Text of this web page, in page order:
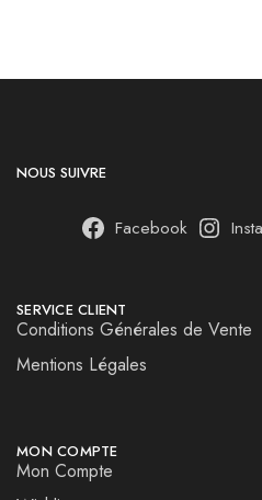
NOUS SUIVRE
Facebook
SERVICE CLIENT
Conditions Générales de Vente
Mentions Légales
MON COMPTE
Mon Compte